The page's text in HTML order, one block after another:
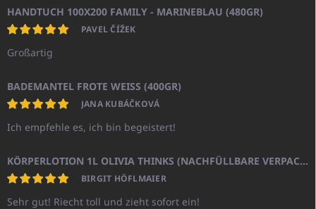
HANDTUCH 100X200 FAMILY - MARINEBLAU (480GR)
PAVEL ČÍŽEK
Großartig
BADEMANTEL FROTE WEISS (400GR)
JANA KUBÁČKOVÁ
Ich empfehle es, ich bin begeistert!
KÖRPERLOTION 1L OLIVIA THINKS (NACHFÜLLBARE VERPACKUNG)
BIRGIT HÖFLMAIER
Sehr gut! Riecht toll und zieht sofort ein!